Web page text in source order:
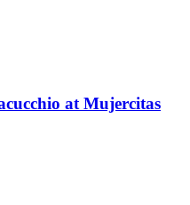
at Mujercitas